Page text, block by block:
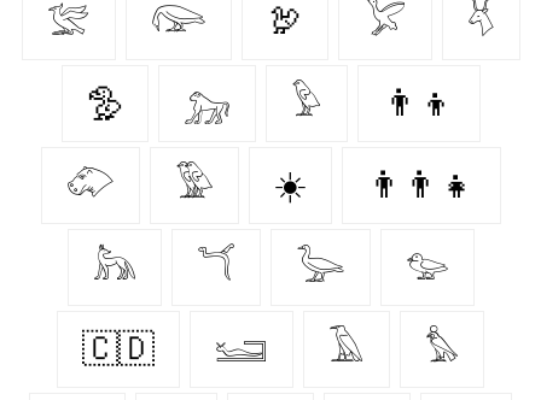
𓅛 𓅼 🦃 𓅯 𓄃
🦤 𓃷 𓅱 👨‍👦
𓄁 𓅳 ☀️ 👨‍👨‍👧
𓃦 𓆔 𓅬 𓅰
🇨🇩 𓆒 𓄿 𓅊